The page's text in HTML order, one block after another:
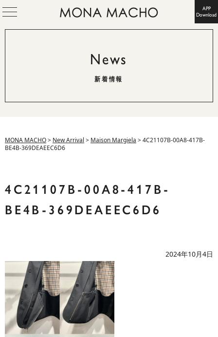
APP
Download
News
新着情報
MONA MACHO> New Arrival > Maison Margiela >4C21107B-00A8-417B-
BE4B-369DEAEEC6D6
4C21107B-00A8-417B-
BE4B-369DEAEEC6D6
2024年10月4日